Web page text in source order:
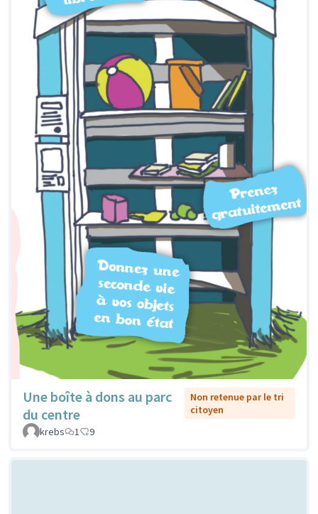
Une boîte à dons au parc
du centre
Non retenue par le tri
citoyen
krebs
1 9